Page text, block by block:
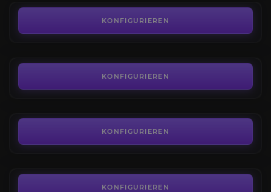
KONFIGURIEREN
KONFIGURIEREN
KONFIGURIEREN
Ehrenpunkte
KONFIGURIEREN